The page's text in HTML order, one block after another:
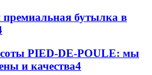
премиальная бутылка в
PIED-DE-POULE: мы
и качества4